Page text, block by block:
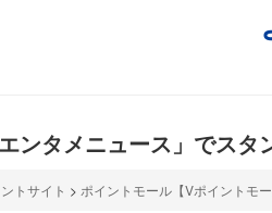
エンタメニュース」でス
トサイト > ポイントモール【Vポイントモ